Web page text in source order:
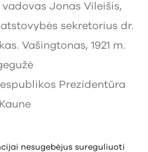
Jonas Vileišis,
sekretorius dr.
Vašingtonas, 1921 m.
Prezidentūra
Kaune
nesugebėjus sureguliuoti